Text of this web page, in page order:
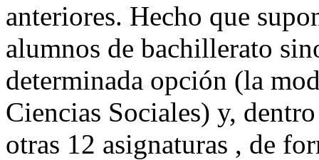
anteriores. Hecho que
alumnos de bachillerato
determinada opción (la
Ciencias Sociales) y,
otras 12 asignaturas , de